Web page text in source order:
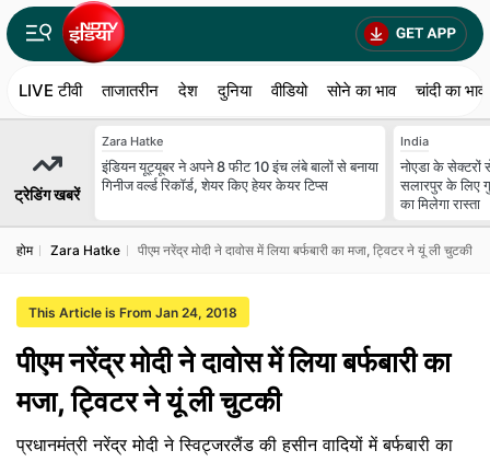
LIVE टीवी ताजातरीन देश दुनिया वीडियो सोने का भाव चांदी का भाव
ट्रेडिंग खबरें
Zara Hatke
इंडियन यूट्यूबर ने अपने 8 फीट 10 इंच लंबे बालों से बनाया
गिनीज वर्ल्ड रिकॉर्ड, शेयर किए हेयर केयर टिप्स
India
नोएडा के सेक्टरों
सलारपुर के लिए
का मिलेगा रास्ता
होम Zara Hatke पीएम नरेंद्र मोदी ने दावोस में लिया बर्फबारी का मजा, ट्विटर ने यूं ली चुटकी
This Article is From Jan 24, 2018
पीएम नरेंद्र मोदी ने दावोस में लिया बर्फबारी का
मजा, ट्विटर ने यूं ली चुटकी
प्रधानमंत्री नरेंद्र मोदी ने स्विट्जरलैंड की हसीन वादियों में बर्फबारी का